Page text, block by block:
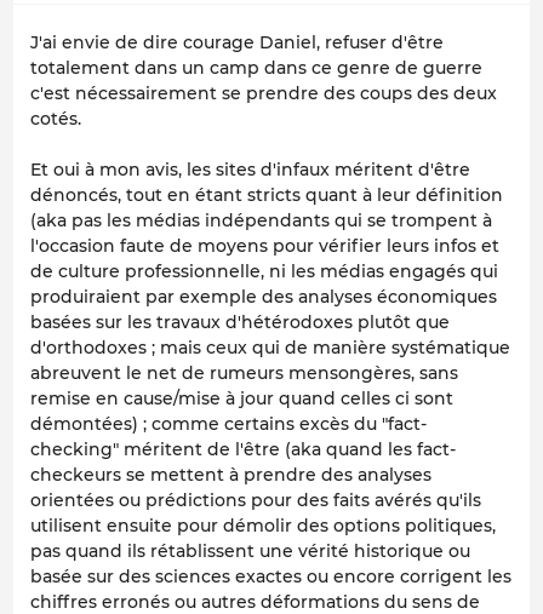
J'ai envie de dire courage Daniel, refuser d'être
totalement dans un camp dans ce genre de guerre
c'est nécessairement se prendre des coups des deux
cotés.
Et oui à mon avis, les sites d'infaux méritent d'être
dénoncés, tout en étant stricts quant à leur définition
(aka pas les médias indépendants qui se trompent à
l'occasion faute de moyens pour vérifier leurs infos et
de culture professionnelle, ni les médias engagés qui
produiraient par exemple des analyses économiques
basées sur les travaux d'hétérodoxes plutôt que
d'orthodoxes ; mais ceux qui de manière systématique
abreuvent le net de rumeurs mensongères, sans
remise en cause/mise à jour quand celles ci sont
démontées) ; comme certains excès du "fact-
checking" méritent de l'être (aka quand les fact-
checkeurs se mettent à prendre des analyses
orientées ou prédictions pour des faits avérés qu'ils
utilisent ensuite pour démolir des options politiques,
pas quand ils rétablissent une vérité historique ou
basée sur des sciences exactes ou encore corrigent les
chiffres erronés ou autres déformations du sens de